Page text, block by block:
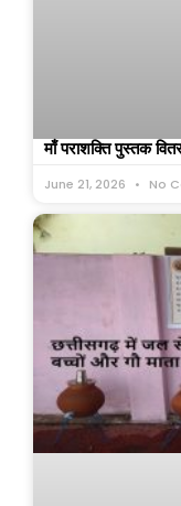
माँ पराशक्ति पुस्तक
June 21, 2026 No